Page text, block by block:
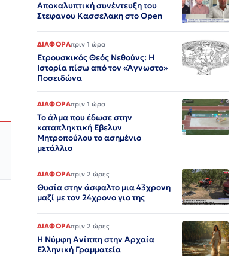
Αποκαλυπτική συνέντευξη του
Στεφανου Κασσελακη στο Open
ΔΙΑΦΟΡΑπριν 1 ώρα
Ετρουσκικός Θεός Νεθούνς: Η
Ιστορία πίσω από τον «Άγνωστο»
Ποσειδώνα
ΔΙΑΦΟΡΑπριν 1 ώρα
Το άλμα που έδωσε στην
καταπληκτική Εβελυν
Μητροπούλου το ασημένιο
μετάλλιο
ΔΙΑΦΟΡΑπριν 2 ώρες
Θυσία στην άσφαλτο μια 43χρονη
μαζί με τον 24χρονο γιο της
ΔΙΑΦΟΡΑπριν 2 ώρες
Η Νύμφη Ανίππη στην Αρχαία
Ελληνική Γραμματεία